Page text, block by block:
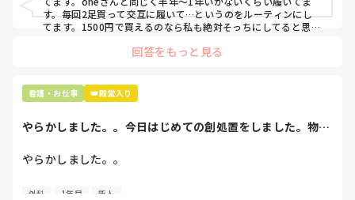
す。毎回2足買って交互に履いて…というのをルーティンにし
てます。1500円で買えるのなら私も絶対そっちにしてると思う
回答をもっと見る
看護・お仕事 👑殿堂入り
やらかしました。。今日はじめての創処置をしました。物品
やらかしました。。
今日はじめての創処置をしました。
外科 1年目 新人